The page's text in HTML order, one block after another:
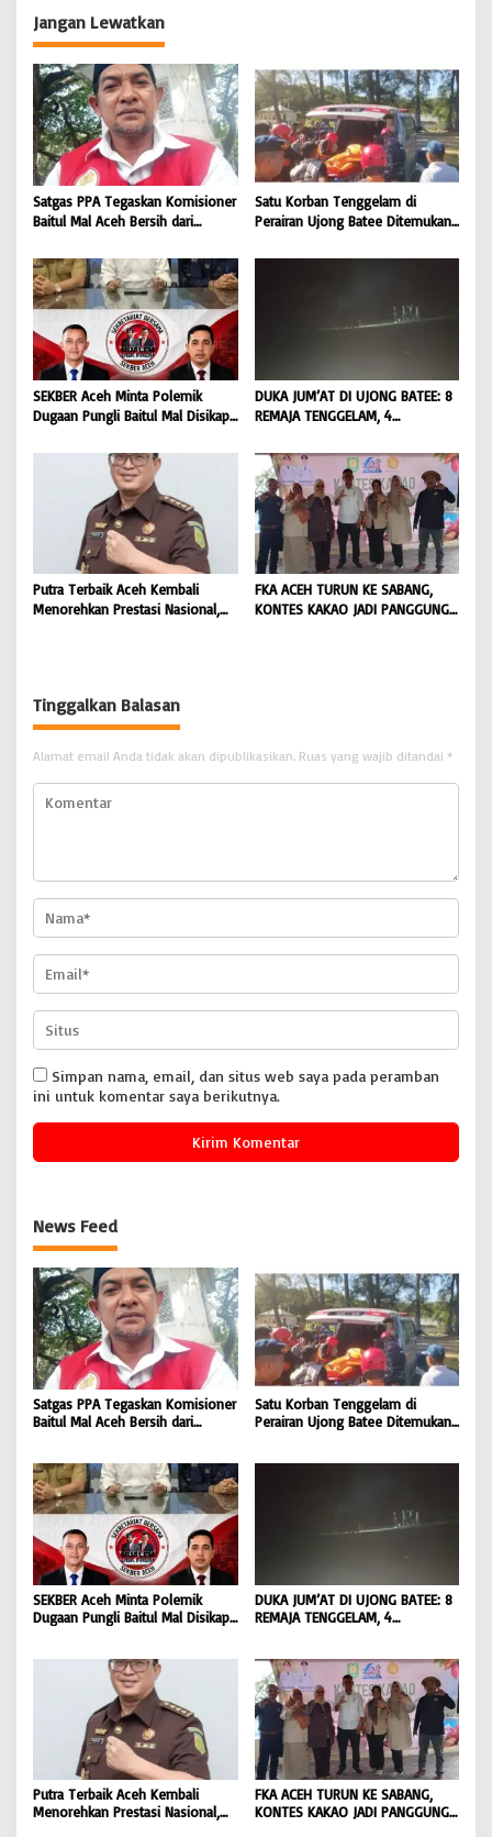
Jangan Lewatkan
Satgas PPA Tegaskan Komisioner
Baitul Mal Aceh Bersih dari
Masyarakat Diminta Hentikan
Penyebaran Hoaks | BONGKAR
‘Perkara.com
Satu Korban Tenggelam di
Perairan Ujong Batee Ditemukan,
Pencarian Satu Korban Lain |
SEKBER Aceh Minta Polemik
Dugaan Pungli Baitul Mal Disikapi
Hukum terhadap Oknum |
BONGKAR ‘Perkara.com
DUKA JUM’AT DI UJONG BATEE: 8
REMAJA TENGGELAM, 4
DICARI | BONGKAR ‘Perkara.com
Putra Terbaik Aceh Kembali
Menorehkan Prestasi Nasional,
BONGKAR’Perkara.com
FKA ACEH TURUN KE SABANG,
KONTES KAKAO JADI PANGGUNG
Tinggalkan Balasan
Alamat email Anda tidak akan dipublikasikan. Ruas yang wajib ditandai *
Simpan nama, email, dan situs web saya pada peramban
ini untuk komentar saya berikutnya.
News Feed
Satgas PPA Tegaskan Komisioner
Baitul Mal Aceh Bersih dari
Penyebaran Hoaks | BONGKAR
‘Perkara.com
Satu Korban Tenggelam di
Perairan Ujong Batee Ditemukan,
SEKBER Aceh Minta Polemik
Dugaan Pungli Baitul Mal Disikapi
BONGKAR ‘Perkara.com
DUKA JUM’AT DI UJONG BATEE: 8
REMAJA TENGGELAM, 4
Putra Terbaik Aceh Kembali
Menorehkan Prestasi Nasional,
FKA ACEH TURUN KE SABANG,
KONTES KAKAO JADI PANGGUNG